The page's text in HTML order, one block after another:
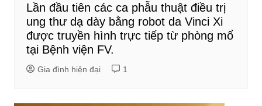
Lần đầu tiên các ca phẫu thuật điều trị
ung thư dạ dày bằng robot da Vinci Xi
được truyền hình trực tiếp từ phòng mổ
tại Bệnh viện FV.
Gia đình hiện đại 1